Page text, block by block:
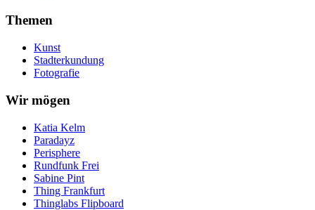
Themen
Kunst
Stadterkundung
Fotografie
Wir mögen
Katia Kelm
Paradayz
Perisphere
Rundfunk Frei
Sabine Pint
Thing Frankfurt
Thinglabs Flipboard